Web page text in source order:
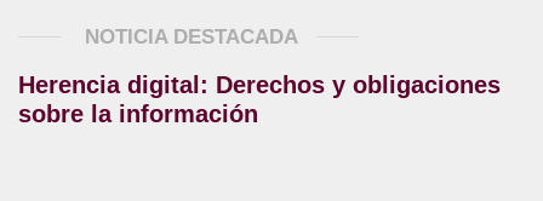
NOTICIA DESTACADA
Herencia digital: Derechos y obligaciones
sobre la información